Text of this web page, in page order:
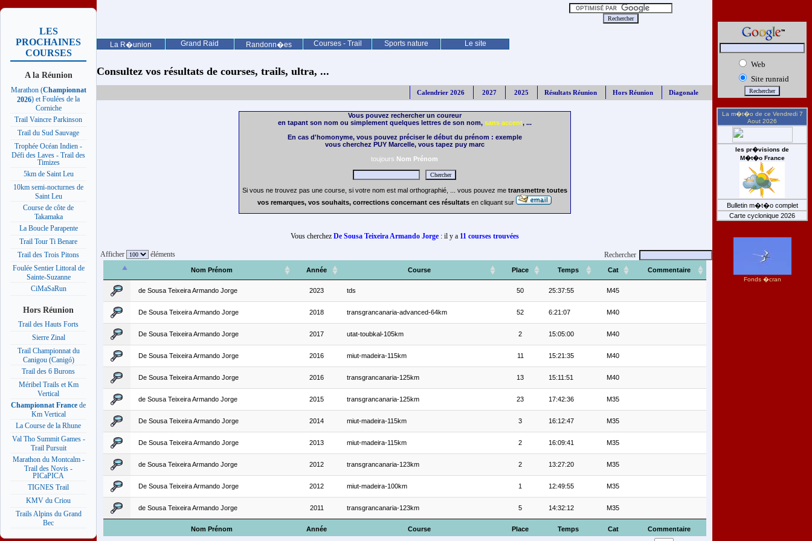
La R�union Grand Raid Randonn�es Courses - Trail Sports nature Le site
LES
PROCHAINES
COURSES
A la Réunion
Marathon (Championnat
2026) et Foulées de la
Corniche
Trail Vaincre Parkinson
Trail du Sud Sauvage
Trophée Océan Indien -
Défi des Laves - Trail des
Timizes
5km de Saint Leu
10km semi-nocturnes de
Saint Leu
Course de côte de
Takamaka
La Boucle Parapente
Trail Tour Ti Benare
Trail des Trois Pitons
Foulée Sentier Littoral de
Sainte-Suzanne
CiMaSaRun
Hors Réunion
Trail des Hauts Forts
Sierre Zinal
Trail Championnat du
Canigou (Canigó)
Trail des 6 Burons
Méribel Trails et Km
Vertical
Championnat France de
Km Vertical
La Course de la Rhune
Val Tho Summit Games -
Trail Pursuit
Marathon du Montcalm -
Trail des Novis -
PICaPICA
TIGNES Trail
KMV du Criou
Trails Alpins du Grand
Bec
Consultez vos résultats de courses, trails, ultra, ...
Calendrier 2026 2027 2025 Résultats Réunion Hors Réunion Diagonale
Vous pouvez rechercher un coureur
en tapant son nom ou simplement quelques lettres de son nom, sans accent, ...
En cas d'homonyme, vous pouvez préciser le début du prénom : exemple
vous cherchez PUY Marcelle, vous tapez puy marc
toujours Nom Prénom
Si vous ne trouvez pas une course, si votre nom est mal orthographié, ... vous pouvez me transmettre toutes
vos remarques, vos souhaits, corrections concernant ces résultats en cliquant sur
Vous cherchez De Sousa Teixeira Armando Jorge: il y a 11 courses trouvées
Afficher éléments Rechercher
Nom Prénom Année Course Place Temps Cat Commentaire
Nom Prénom Année Course Place Temps Cat Commentaire
de Sousa Teixeira Armando Jorge 2023 tds 50 25:37:55 M45
De Sousa Teixeira Armando Jorge 2018 transgrancanaria-advanced-64km 52 6:21:07 M40
De Sousa Teixeira Armando Jorge 2017 utat-toubkal-105km 2 15:05:00 M40
De Sousa Teixeira Armando Jorge 2016 miut-madeira-115km 11 15:21:35 M40
De Sousa Teixeira Armando Jorge 2016 transgrancanaria-125km 13 15:11:51 M40
de Sousa Teixeira Armando Jorge 2015 transgrancanaria-125km 23 17:42:36 M35
De Sousa Teixeira Armando Jorge 2014 miut-madeira-115km 3 16:12:47 M35
De Sousa Teixeira Armando Jorge 2013 miut-madeira-115km 2 16:09:41 M35
de Sousa Teixeira Armando Jorge 2012 transgrancanaria-123km 2 13:27:20 M35
De Sousa Teixeira Armando Jorge 2012 miut-madeira-100km 1 12:49:55 M35
de Sousa Teixeira Armando Jorge 2011 transgrancanaria-123km 5 14:32:12 M35
Web
Site runraid
La m�t�o de ce Vendredi 7
Aout 2026
les pr�visions de
M�t�o France
Bulletin m�t�o complet
Carte cyclonique 2026
Fonds �cran